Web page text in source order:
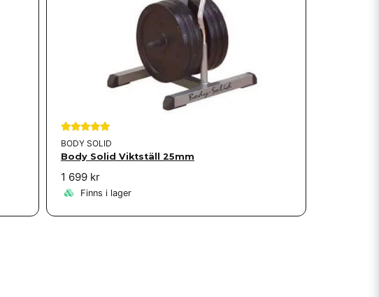
BODY SOLID
Body Solid Viktställ 25mm
1 699 kr
Finns i lager